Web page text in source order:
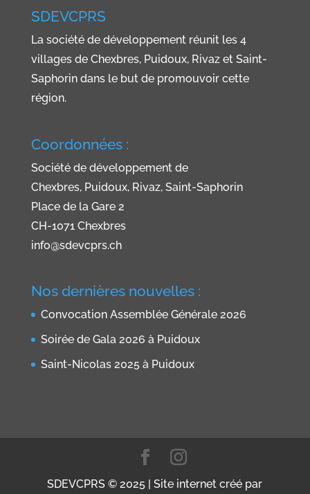
SDEVCPRS
La société de développement réunit les 4
villages de Chexbres, Puidoux, Rivaz et Saint-
Saphorin dans le but de promouvoir cette
région.
Coordonnées :
Société de développement de
Chexbres, Puidoux, Rivaz, Saint-Saphorin
Place de la Gare 2
CH-1071 Chexbres
info@sdevcprs.ch
Nos dernières nouvelles :
Convocation Assemblée Générale 2026
Soirée de Gala 2026 à Puidoux
Saint-Nicolas 2025 à Puidoux
SDEVCPRS © 2025 | Site internet créé par